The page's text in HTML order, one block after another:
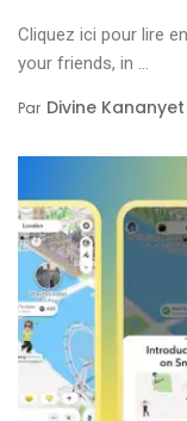
Cliquez ici pour lire
your friends, in ...
Par Divine Kananyet